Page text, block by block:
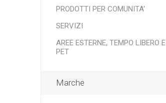
PRODOTTI PER COMUNITA'
SERVIZI
AREE ESTERNE, TEMPO LIBERO E
PET
Marche